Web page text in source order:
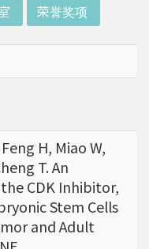
富含好奇心。
，并享受解谜过
动物科学。但
探索还是回到他
的经验告诉我
的方法，也许
总有坎坷，但是
式。充实自己的
走得更长远。
荣誉奖项
Feng H, Miao W,
T. An
CDK Inhibitor,
Stem Cells
and Adult